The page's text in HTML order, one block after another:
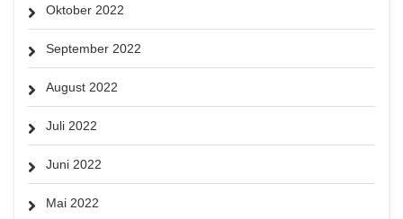
Oktober 2022
September 2022
August 2022
Juli 2022
Juni 2022
Mai 2022